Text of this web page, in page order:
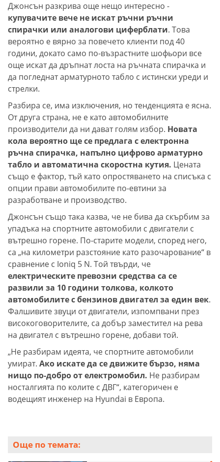
Джонсън разкрива още нещо интересно -
купувачите вече не искат ръчни ръчни
спирачки или аналогови циферблати. Това
вероятно е вярно за повечето клиенти под 40
години, докато само по-възрастните шофьори все
още искат да дръпнат лоста на ръчната спирачка и
да погледнат арматурното табло с истински уреди и
стрелки.
Разбира се, има изключения, но тенденцията е ясна.
От друга страна, не е като автомобилните
производители да ни дават голям избор. Новата
кола вероятно ще се предлага с електронна
ръчна спирачка, напълно цифрово арматурно
табло и автоматична скоростна кутия. Цената
също е фактор, тъй като опростяването на списъка с
опции прави автомобилите по-евтини за
разработване и производство.
Джонсън също така казва, че не бива да скърбим за
упадъка на спортните автомобили с двигатели с
вътрешно горене. По-старите модели, според него,
са „на километри разстояние като разочарование“ в
сравнение с Ioniq 5 N. Той твърди, че
електрическите превозни средства са се
развили за 10 години толкова, колкото
автомобилите с бензинов двигател за един век.
Фалшивите звуци от двигатели, изпомпвани през
високоговорителите, са добър заместител на рева
на двигател с вътрешно горене, добави той.
„Не разбирам идеята, че спортните автомобили
умират. Ако искате да се движите бързо, няма
нищо по-добро от електромобил. Не разбирам
носталгията по колите с ДВГ“, категоричен е
водещият инженер на Hyundai в Европа.
Още по темата: